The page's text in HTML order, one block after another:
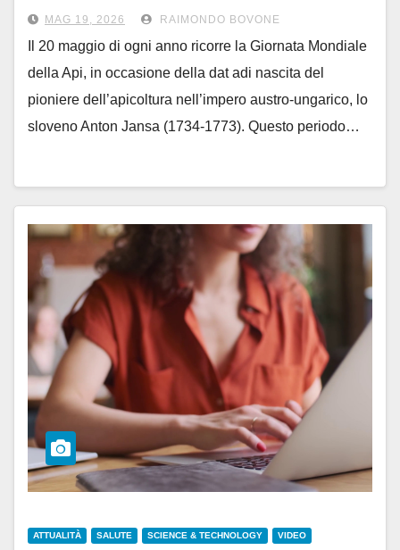
in discreta salute
MAG 19, 2026 RAIMONDO BOVONE
Il 20 maggio di ogni anno ricorre la Giornata Mondiale
della Api, in occasione della dat adi nascita del
pioniere dell’apicoltura nell’impero austro-ungarico, lo
sloveno Anton Jansa (1734-1773). Questo periodo…
ATTUALITÀ SALUTE SCIENCE & TECHNOLOGY VIDEO